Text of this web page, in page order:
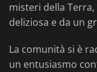
misteri della
deliziosa e da un
La comunità si è
un entusiasmo